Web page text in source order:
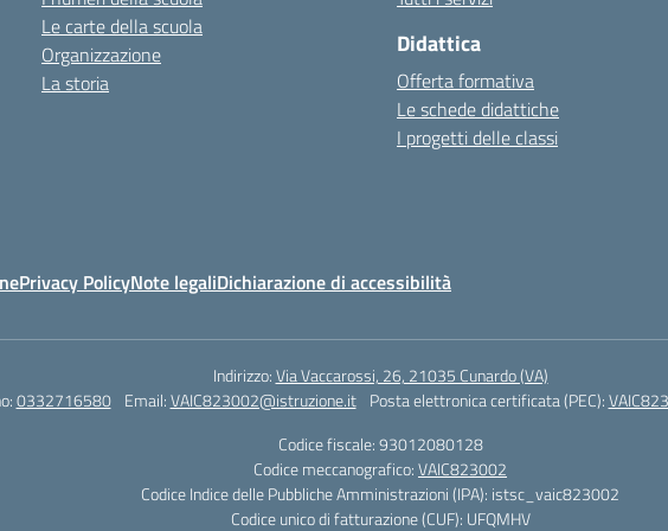
Le carte della scuola
Organizzazione
La storia
Didattica
Offerta formativa
Le schede didattiche
I progetti delle classi
Privacy PolicyNote legaliDichiarazione di accessibilità
Indirizzo:Via Vaccarossi, 26, 21035 Cunardo (VA)
0332716580 Email:VAIC823002@istruzione.it Posta elettronica certificata (PEC):
Codice fiscale: 93012080128
Codice meccanografico:VAIC823002
Codice Indice delle Pubbliche Amministrazioni (IPA): istsc_vaic823002
Codice unico di fatturazione (CUF): UFQMHV